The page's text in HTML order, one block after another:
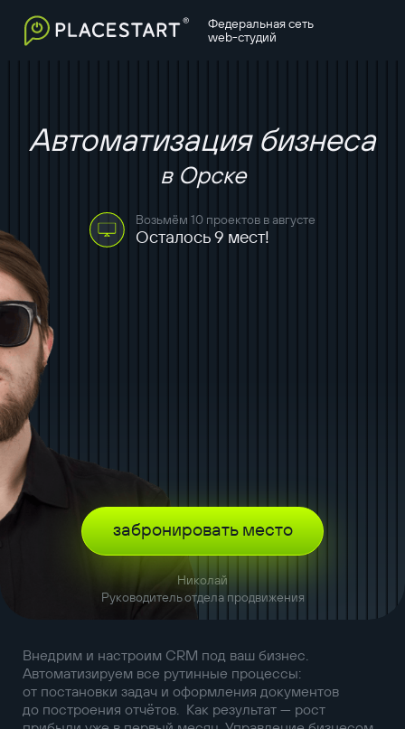
Федеральная сеть
web-студий
Автоматизация бизнеса
в Орске
Возьмём 10 проектов в августе
Осталось 9 мест!
Николай
Руководитель отдела продвижения
забронировать место
Внедрим и настроим CRM под ваш бизнес.
Автоматизируем все рутинные процессы:
от постановки задач и оформления документов
до построения отчётов. Как результат — рост